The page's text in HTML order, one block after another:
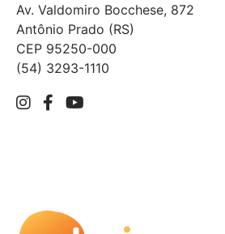
Av. Valdomiro Bocchese, 872
Antônio Prado (RS)
CEP 95250-000
(54) 3293-1110